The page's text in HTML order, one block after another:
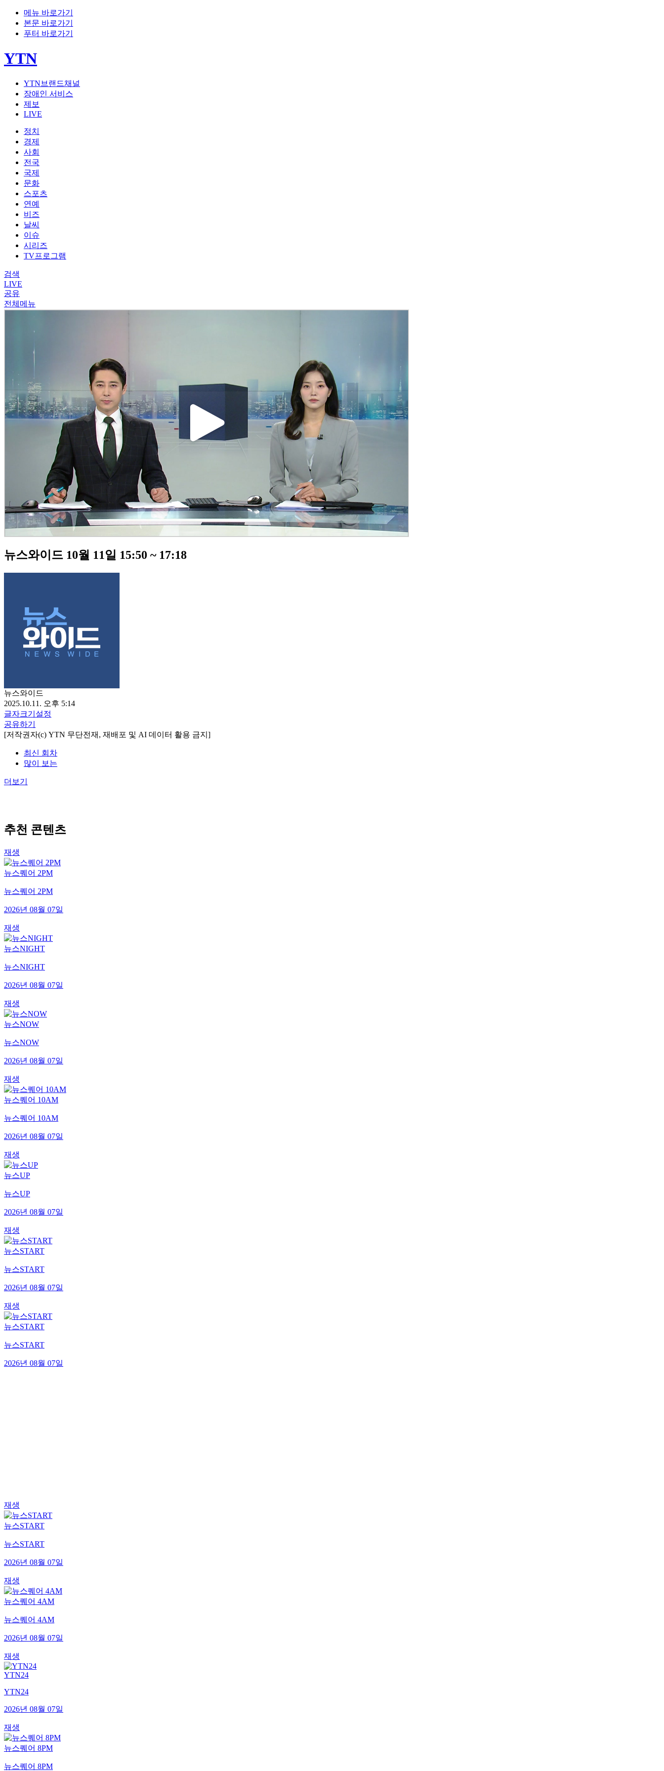
메뉴 바로가기
본문 바로가기
푸터 바로가기
YTN
YTN브랜드채널
장애인 서비스
제보
LIVE
정치
경제
사회
전국
국제
문화
스포츠
연예
비즈
날씨
이슈
시리즈
TV프로그램
검색
LIVE
공유
전체메뉴
뉴스와이드 10월 11일 15:50 ~ 17:18
뉴스와이드
2025.10.11. 오후 5:14
글자크기설정
공유하기
[저작권자(c) YTN 무단전재, 재배포 및 AI 데이터 활용 금지]
최신 회차
많이 보는
더보기
추천 콘텐츠
재생
뉴스퀘어 2PM
뉴스퀘어 2PM
2026년 08월 07일
재생
뉴스NIGHT
뉴스NIGHT
2026년 08월 07일
재생
뉴스NOW
뉴스NOW
2026년 08월 07일
재생
뉴스퀘어 10AM
뉴스퀘어 10AM
2026년 08월 07일
재생
뉴스UP
뉴스UP
2026년 08월 07일
재생
뉴스START
뉴스START
2026년 08월 07일
재생
뉴스START
뉴스START
2026년 08월 07일
재생
뉴스START
뉴스START
2026년 08월 07일
재생
뉴스퀘어 4AM
뉴스퀘어 4AM
2026년 08월 07일
재생
YTN24
YTN24
2026년 08월 07일
재생
뉴스퀘어 8PM
뉴스퀘어 8PM